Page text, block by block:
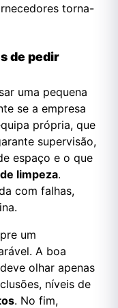
torna-
de pedir
uma pequena
se a empresa
própria, que
supervisão,
espaço e o que
limpeza.
com falhas,
um
A boa
olhar apenas
níveis de
. No fim,